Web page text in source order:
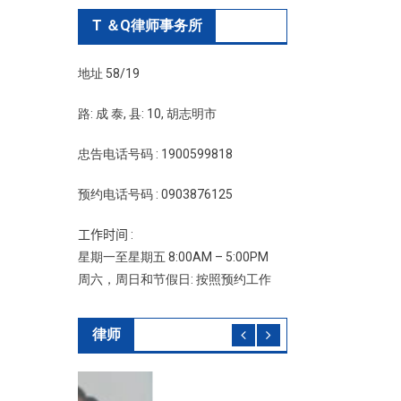
T ＆Q律师事务所
地址 58/19
路: 成 泰, 县: 10, 胡志明市
忠告电话号码 : 1900599818
预约电话号码 : 0903876125
工作时间 :
星期一至星期五 8:00AM – 5:00PM
周六，周日和节假日: 按照预约工作
律师